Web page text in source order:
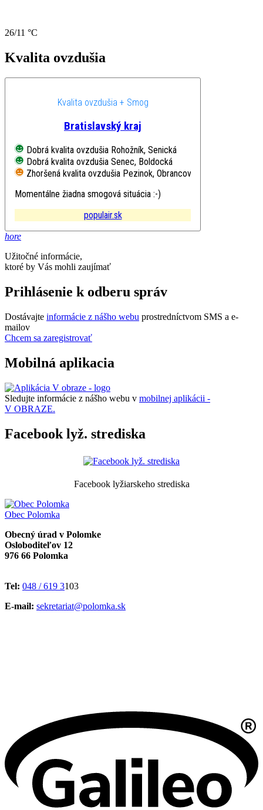
26/11 °C
Kvalita ovzdušia
Kvalita ovzdušia + Smog
Bratislavský kraj
Dobrá kvalita ovzdušia Rohožník, Senická
Dobrá kvalita ovzdušia Senec, Boldocká
Zhoršená kvalita ovzdušia Pezinok, Obrancov mieru
Momentálne žiadna smogová situácia :-)
populair.sk
hore
Užitočné informácie,
ktoré by Vás mohli zaujímať
Prihlásenie k odberu správ
Dostávajte informácie z nášho webu prostredníctvom SMS a e-
mailov
Chcem sa zaregistrovať
Mobilná aplikacia
Sledujte informácie z nášho webu v mobilnej aplikácii -
V OBRAZE.
Facebook lyž. strediska
Facebook lyžiarskeho strediska
Obec Polomka
Obecný úrad v Polomke
Osloboditeľov 12
976 66 Polomka
Tel: 048 / 619 3103
E-mail: sekretariat@polomka.sk